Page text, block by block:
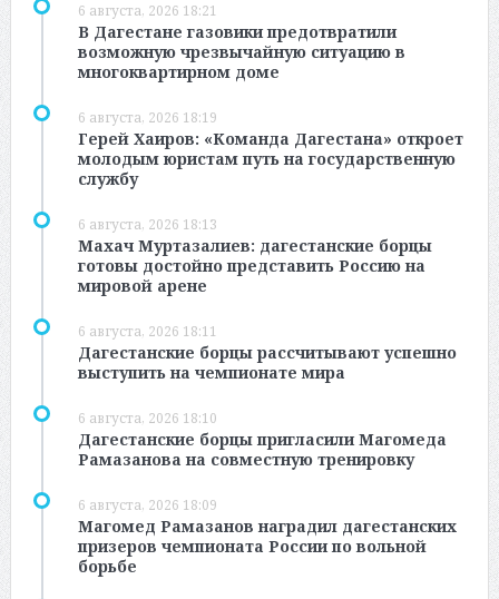
6 августа, 2026 18:21
В Дагестане газовики предотвратили
возможную чрезвычайную ситуацию в
многоквартирном доме
6 августа, 2026 18:19
Герей Хаиров: «Команда Дагестана» откроет
молодым юристам путь на государственную
службу
6 августа, 2026 18:13
Махач Муртазалиев: дагестанские борцы
готовы достойно представить Россию на
мировой арене
6 августа, 2026 18:11
Дагестанские борцы рассчитывают успешно
выступить на чемпионате мира
6 августа, 2026 18:10
Дагестанские борцы пригласили Магомеда
Рамазанова на совместную тренировку
6 августа, 2026 18:09
Магомед Рамазанов наградил дагестанских
призеров чемпионата России по вольной
борьбе